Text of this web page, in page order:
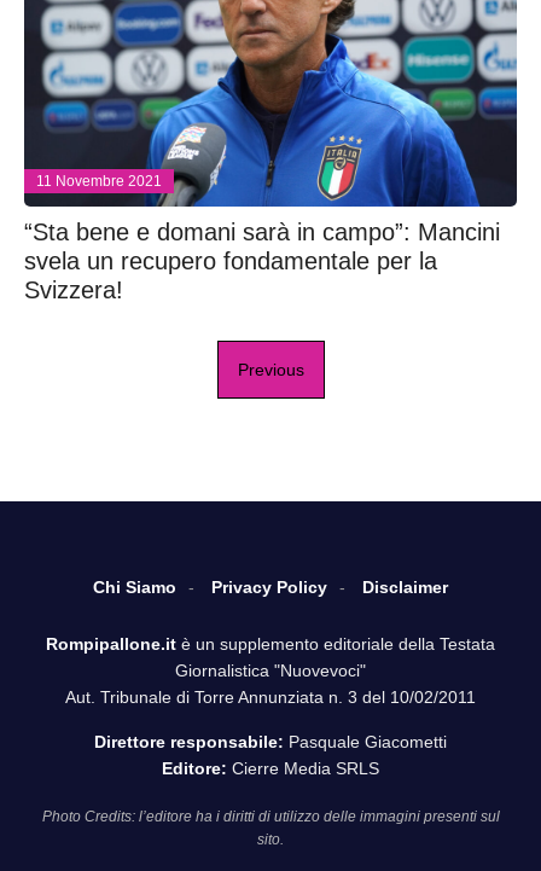
11 Novembre 2021
“Sta bene e domani sarà in campo”: Mancini
svela un recupero fondamentale per la
Svizzera!
Previous
Chi Siamo Privacy Policy Disclaimer
Rompipallone.it è un supplemento editoriale della Testata
Giornalistica "Nuovevoci"
Aut. Tribunale di Torre Annunziata n. 3 del 10/02/2011
Direttore responsabile: Pasquale Giacometti
Editore: Cierre Media SRLS
Photo Credits: l’editore ha i diritti di utilizzo delle immagini presenti sul
sito.